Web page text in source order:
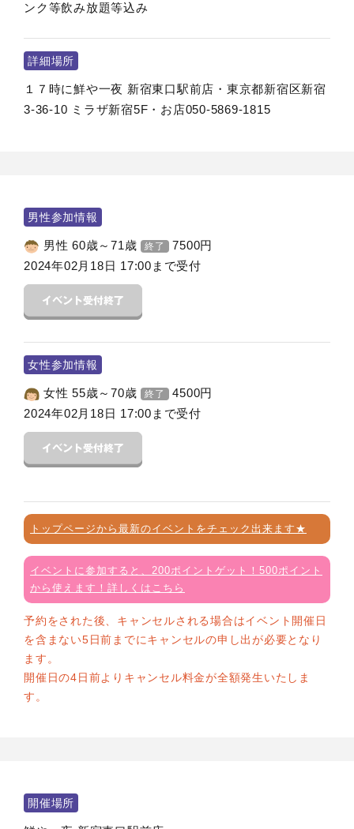
ンク等飲み放題等込み
詳細場所
１７時に鮮や一夜 新宿東口駅前店・東京都新宿区新宿
3-36-10 ミラザ新宿5F・お店050-5869-1815
男性参加情報
男性 60歳～71歳 終了 7500円
2024年02月18日 17:00まで受付
女性参加情報
女性 55歳～70歳 終了 4500円
2024年02月18日 17:00まで受付
トップページから最新のイベントをチェック出来ます★
イベントに参加すると、200ポイントゲット！500ポイント
から使えます！詳しくはこちら
予約をされた後、キャンセルされる場合はイベント開催日
を含まない5日前までにキャンセルの申し出が必要となり
ます。
開催日の4日前よりキャンセル料金が全額発生いたしま
す。
開催場所